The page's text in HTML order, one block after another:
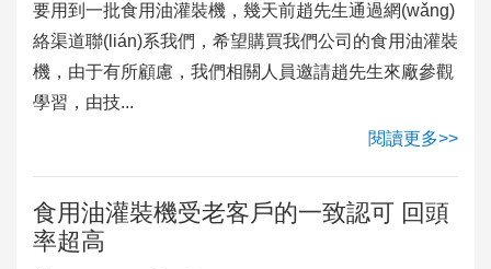
要用到一批食用油灌裝機，幾天前趙先生通過網(wǎng)
絡渠道聯(lián)系我們，希望購買我們公司的食用油灌裝
機，由于有所顧慮，我們相關人員邀請趙先生來廠參觀
學習，由技...
閱讀更多>>
食用油灌裝機受老客戶的一致認可 回頭
率超高